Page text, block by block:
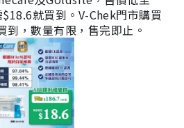
就買到。V-Chek門市購買
到，數量有限，售完即止。